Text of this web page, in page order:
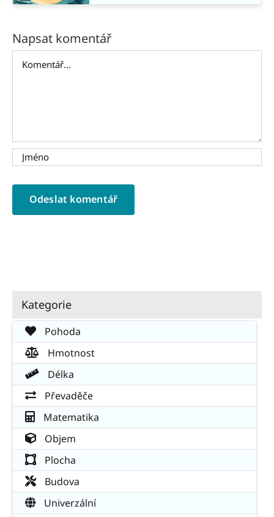
Napsat komentář
Kategorie
Pohoda
Hmotnost
Délka
Převaděče
Matematika
Objem
Plocha
Budova
Univerzální